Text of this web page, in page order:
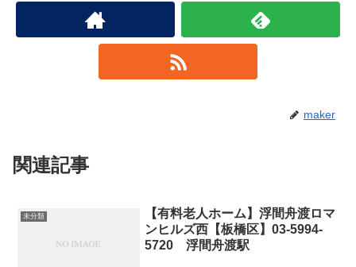
maker
関連記事
未分類
【有料老人ホーム】浮間舟渡ロマ
ンヒルズ西【板橋区】03-5994‐
5720 浮間舟渡駅